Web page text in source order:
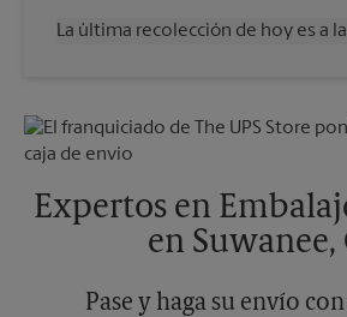
Viernes
6:00 PM
Martes
La última recolección de hoy es a
Viernes
6:00 PM
Sábado
Lunes
6:00 PM
6:00 PM
Expertos en
en Suwanee,
Pase y haga su envío